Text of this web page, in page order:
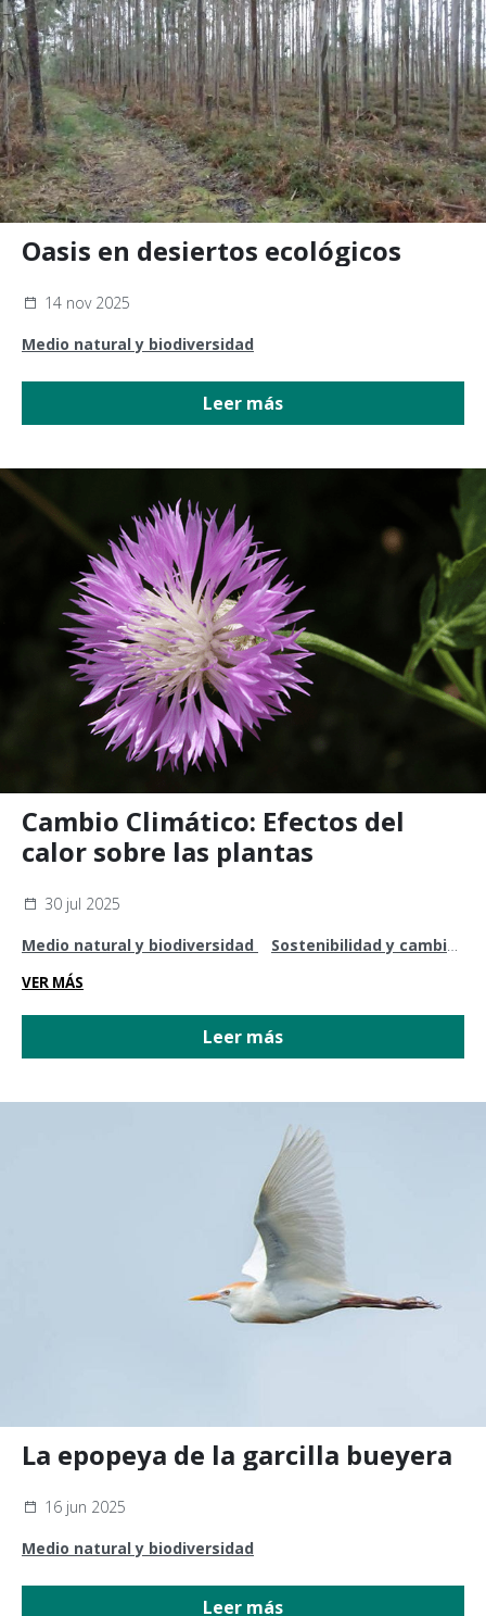
Oasis en desiertos ecológicos
14 nov 2025
Medio natural y biodiversidad
Leer más
Cambio Climático: Efectos del
calor sobre las plantas
30 jul 2025
Medio natural y biodiversidad
Sostenibilidad y cambio
climático
VER MÁS
Leer más
La epopeya de la garcilla bueyera
16 jun 2025
Medio natural y biodiversidad
Leer más